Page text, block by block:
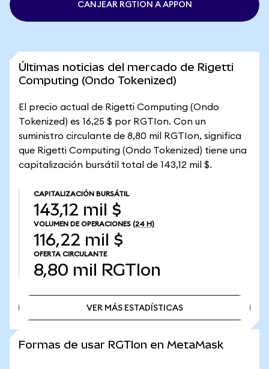
CANJEAR RGTION A APPON
Últimas noticias del mercado de Rigetti
Computing (Ondo Tokenized)
El precio actual de Rigetti Computing (Ondo
Tokenized) es 16,25 $ por RGTIon. Con un
suministro circulante de 8,80 mil RGTIon, significa
que Rigetti Computing (Ondo Tokenized) tiene una
capitalización bursátil total de 143,12 mil $.
CAPITALIZACIÓN BURSÁTIL
143,12 mil $
VOLUMEN DE OPERACIONES (24 H)
116,22 mil $
OFERTA CIRCULANTE
8,80 mil RGTIon
VER MÁS ESTADÍSTICAS
Formas de usar RGTIon en MetaMask